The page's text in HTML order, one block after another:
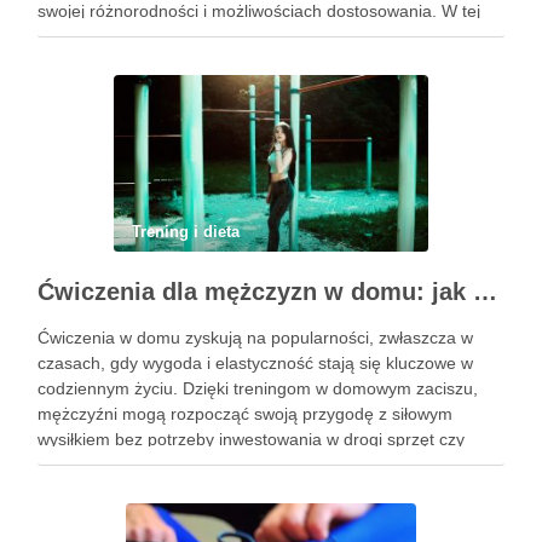
swojej różnorodności i możliwościach dostosowania. W tej
praktyce każdy ruch jest zsynchronizowany z oddechem, co
Trening i dieta
Ćwiczenia dla mężczyzn w domu: jak zacząć i utrzymać motywację
Ćwiczenia w domu zyskują na popularności, zwłaszcza w
czasach, gdy wygoda i elastyczność stają się kluczowe w
codziennym życiu. Dzięki treningom w domowym zaciszu,
mężczyźni mogą rozpocząć swoją przygodę z siłowym
wysiłkiem bez potrzeby inwestowania w drogi sprzęt czy
dojazdy do siłowni. Regularne ćwiczenia, które można